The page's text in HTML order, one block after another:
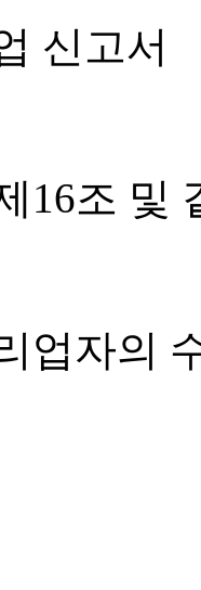
신고서
16조 및
업자의